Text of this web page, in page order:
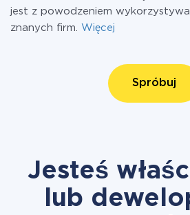
jest z powodzeniem
znanych firm. Więcej
Spróbuj
Jesteś
lub